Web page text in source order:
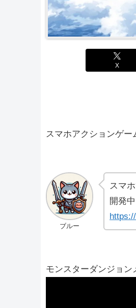
X
スマホアクションゲー
ブルー
スマ
開発
モンスターダンジョン